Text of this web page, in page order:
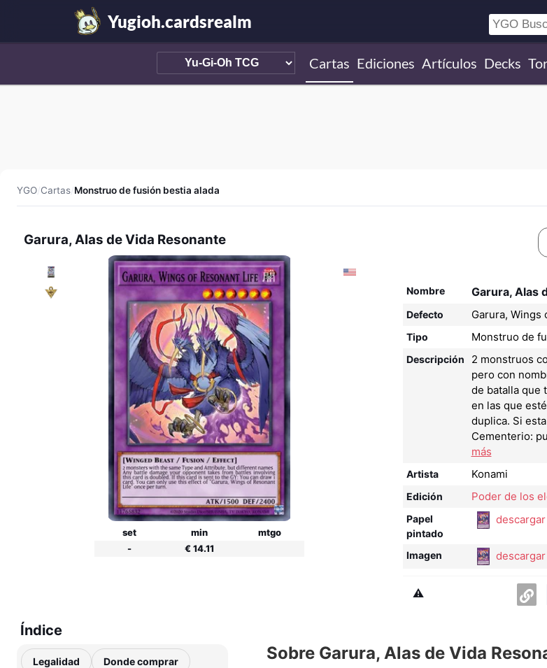
Yugioh.cardsrealm
Cartas Ediciones Artículos Decks
YGO/Cartas/Monstruo de fusión bestia alada
Garura, Alas de Vida Resonante
set min
mtgo
-
€ 14.11
Nombre Garura, Alas
Defecto Garura, Wings
Tipo Monstruo de
Descripción
2 monstruos
pero con
de batalla que
en las que
duplica. Si
Cementerio:
más
Artista Konami
Edición Poder de los
Papel
pintado
descargar
Imagen descargar
⚠️
Índice
Legalidad Donde comprar Sobre Garura, Alas de Vida